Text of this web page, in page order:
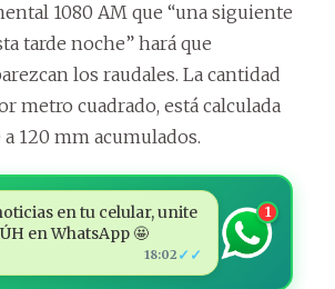
1080 AM que “una siguiente
tarde noche” hará que
los raudales. La cantidad
metro cuadrado, está calculada
120 mm acumulados.
en tu celular, unite
en WhatsApp 🤩
18:02 ✓✓
1